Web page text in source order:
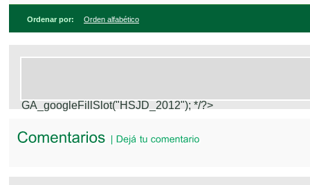
Ordenar por: Orden alfabético
GA_googleFillSlot("HSJD_2012"); */?>